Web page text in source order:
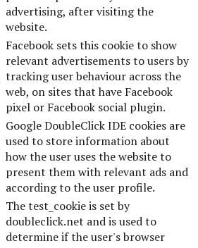
advertising, after visiting the
website.
Facebook sets this cookie to show
relevant advertisements to users by
tracking user behaviour across the
web, on sites that have Facebook
pixel or Facebook social plugin.
Google DoubleClick IDE cookies are
used to store information about
how the user uses the website to
present them with relevant ads and
according to the user profile.
The test_cookie is set by
doubleclick.net and is used to
determine if the user's browser